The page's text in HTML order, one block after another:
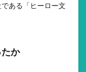
ある「ヒーロー文
か